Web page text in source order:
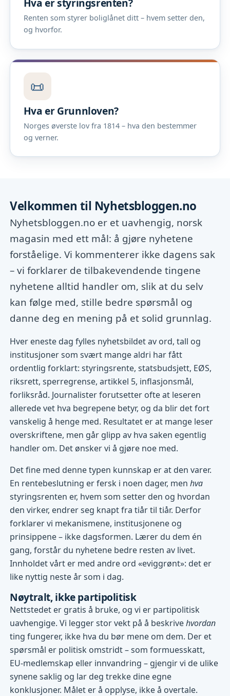
Hva er styringsrenten?
Renten som styrer boliglånet ditt – hvem setter den,
og hvorfor.
📜
Hva er Grunnloven?
Norges øverste lov fra 1814 – hva den bestemmer
og verner.
Velkommen til Nyhetsbloggen.no
Nyhetsbloggen.no er et uavhengig, norsk
magasin med ett mål: å gjøre nyhetene
forståelige. Vi kommenterer ikke dagens sak
– vi forklarer de tilbakevendende tingene
nyhetene alltid handler om, slik at du selv
kan følge med, stille bedre spørsmål og
danne deg en mening på et solid grunnlag.
Hver eneste dag fylles nyhetsbildet av ord, tall og
institusjoner som svært mange aldri har fått
ordentlig forklart: styringsrente, statsbudsjett, EØS,
riksrett, sperregrense, artikkel 5, inflasjonsmål,
forliksråd. Journalister forutsetter ofte at leseren
allerede vet hva begrepene betyr, og da blir det fort
vanskelig å henge med. Resultatet er at mange leser
overskriftene, men går glipp av hva saken egentlig
handler om. Det ønsker vi å gjøre noe med.
Det fine med denne typen kunnskap er at den varer.
En rentebeslutning er fersk i noen dager, menhva
styringsrenten er, hvem som setter den og hvordan
den virker, endrer seg knapt fra tiår til tiår. Derfor
forklarer vi mekanismene, institusjonene og
prinsippene – ikke dagsformen. Lærer du dem én
gang, forstår du nyhetene bedre resten av livet.
Innholdet vårt er med andre ord «eviggrønt»: det er
like nyttig neste år som i dag.
Nøytralt, ikke partipolitisk
Nettstedet er gratis å bruke, og vi er partipolitisk
uavhengige. Vi legger stor vekt på å beskrivehvordan
ting fungerer, ikke hva du bør mene om dem. Der et
spørsmål er politisk omstridt – som formuesskatt,
EU-medlemskap eller innvandring – gjengir vi de ulike
synene saklig og lar deg trekke dine egne
konklusjoner. Målet er å opplyse, ikke å overtale.